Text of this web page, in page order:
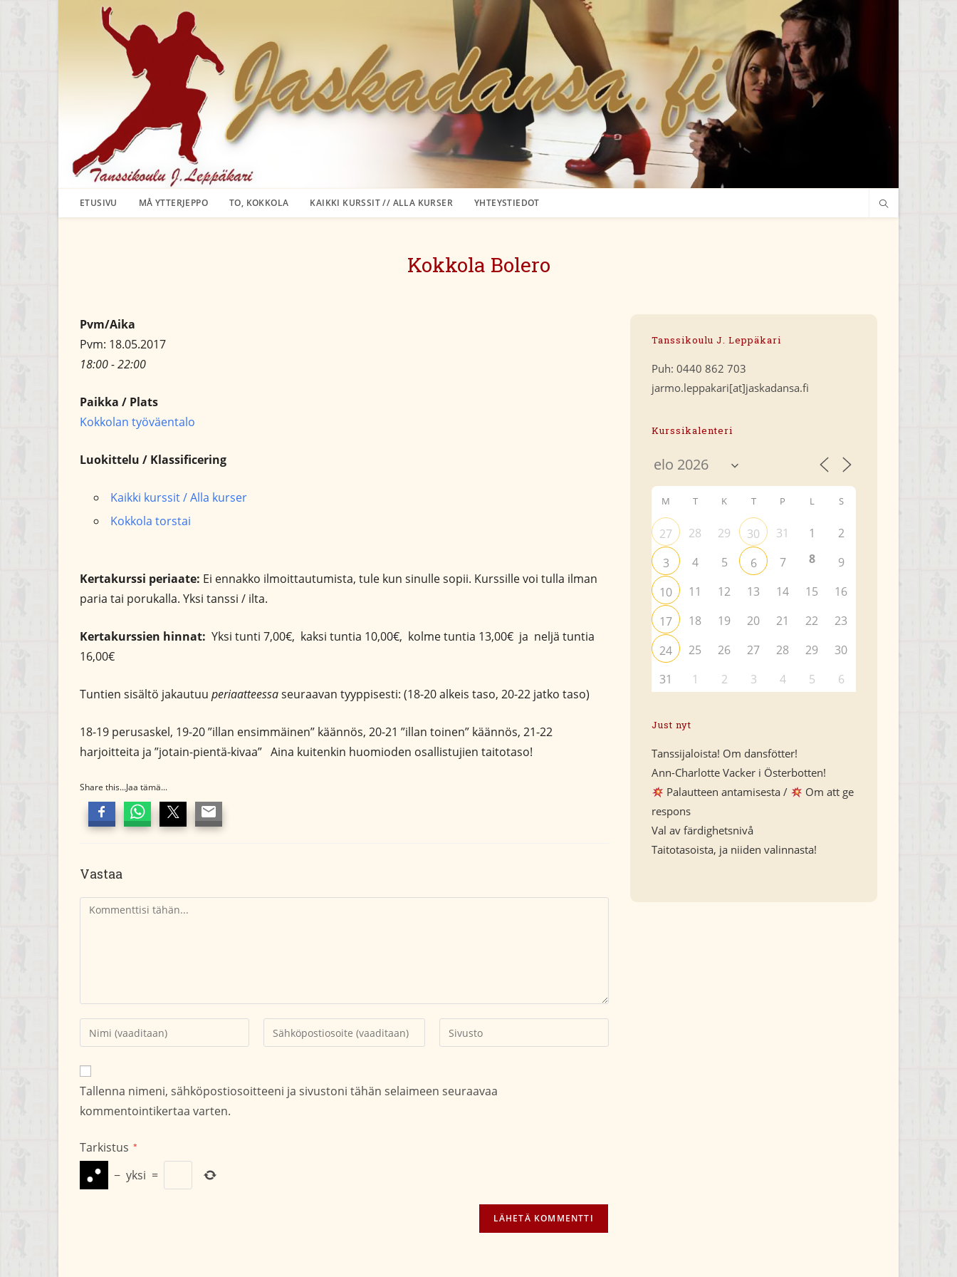
ETUSIVU MÅ YTTERJEPPO TO, KOKKOLA KAIKKI KURSSIT // ALLA KURSER YHTEYSTIEDOT
Kokkola Bolero
Pvm/Aika
Pvm: 18.05.2017
18:00 - 22:00
Paikka / Plats
Kokkolan työväentalo
Luokittelu / Klassificering
Kaikki kurssit / Alla kurser
Kokkola torstai
Kertakurssi periaate: Ei ennakko ilmoittautumista, tule kun sinulle sopii. Kurssille voi tulla ilman
paria tai porukalla. Yksi tanssi / ilta.
Kertakurssien hinnat: Yksi tunti 7,00€, kaksi tuntia 10,00€, kolme tuntia 13,00€ ja neljä tuntia
16,00€
Tuntien sisältö jakautuu periaatteessaseuraavan tyyppisesti: (18-20 alkeis taso, 20-22 jatko taso)
18-19 perusaskel, 19-20 ”illan ensimmäinen” käännös, 20-21 ”illan toinen” käännös, 21-22
harjoitteita ja ”jotain-pientä-kivaa” Aina kuitenkin huomioden osallistujien taitotaso!
Share this...Jaa tämä...
Vastaa
Kommentti
Kirjoita
nimesi
tai
käyttäjätunnuksesi
kommentoidaksesi
Kirjoita
sähköpostiosoitteesi
Kirjoita
sivustosi
(valinnainen)
Tallenna nimeni, sähköpostiosoitteeni ja sivustoni tähän selaimeen seuraavaa
kommentointikertaa varten.
Tarkistus *
− yksi =
Tanssikoulu J. Leppäkari
Puh: 0440 862 703
jarmo.leppakari[at]jaskadansa.fi
Kurssikalenteri
M T K T P L S
27 28 29 30 31 1
2
3
4 5 6 7 8
9
10
11 12 13 14 15
16
17
18 19 20 21 22
23
24
25 26 27 28 29
30
31
1 2 3 4 5 6
Just nyt
Tanssijaloista! Om dansfötter!
Ann-Charlotte Vacker i Österbotten!
Palautteen antamisesta /
Om att ge
respons
Val av färdighetsnivå
Taitotasoista, ja niiden valinnasta!